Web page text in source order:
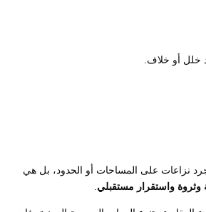
خلل أو خلاف.
نزاعات على المساحات أو الحدود، بل هي
واستقرار مستقبلي.